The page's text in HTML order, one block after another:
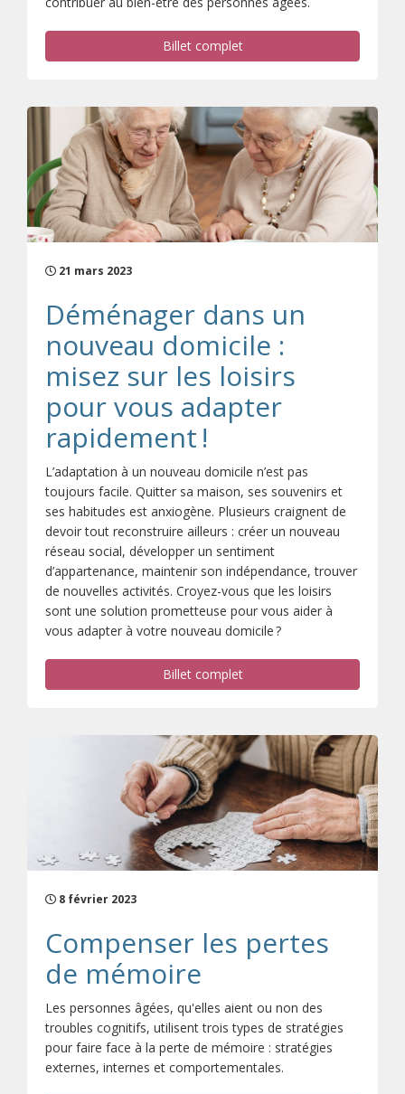
Billet complet
21 mars 2023
Déménager dans un
nouveau domicile :
misez sur les loisirs
pour vous adapter
rapidement !
L’adaptation à un nouveau domicile n’est pas
toujours facile. Quitter sa maison, ses souvenirs et
ses habitudes est anxiogène. Plusieurs craignent de
devoir tout reconstruire ailleurs : créer un nouveau
réseau social, développer un sentiment
d’appartenance, maintenir son indépendance, trouver
de nouvelles activités. Croyez-vous que les loisirs
sont une solution prometteuse pour vous aider à
vous adapter à votre nouveau domicile ?
Billet complet
8 février 2023
Compenser les pertes
de mémoire
Les personnes âgées, qu'elles aient ou non des
troubles cognitifs, utilisent trois types de stratégies
pour faire face à la perte de mémoire : stratégies
externes, internes et comportementales.